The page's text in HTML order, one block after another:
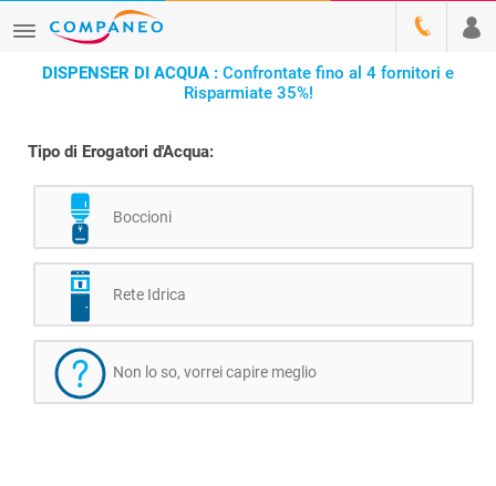
DISPENSER DI ACQUA : Confrontate fino al 4 fornitori e
Risparmiate 35%!
Tipo di Erogatori d'Acqua:
Boccioni
Rete Idrica
Non lo so, vorrei capire meglio